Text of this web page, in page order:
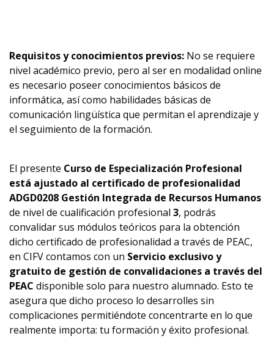
Requisitos y conocimientos previos: No se requiere
nivel académico previo, pero al ser en modalidad online
es necesario poseer conocimientos básicos de
informática, así como habilidades básicas de
comunicación lingüística que permitan el aprendizaje y
el seguimiento de la formación.
El presente Curso de Especialización Profesional
está ajustado al certificado de profesionalidad
ADGD0208 Gestión Integrada de Recursos Humanos
de nivel de cualificación profesional 3, podrás
convalidar sus módulos teóricos para la obtención
dicho certificado de profesionalidad a través de PEAC,
en CIFV contamos con un Servicio exclusivo y
gratuito de gestión de convalidaciones a través del
PEAC disponible solo para nuestro alumnado. Esto te
asegura que dicho proceso lo desarrolles sin
complicaciones permitiéndote concentrarte en lo que
realmente importa: tu formación y éxito profesional.